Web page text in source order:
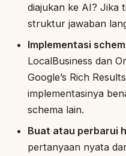
diajukan ke AI? Jika
struktur jawaban
Implementasi
LocalBusiness dan
Google’s Rich
implementasinya
schema lain.
Buat atau perbarui
pertanyaan nyata